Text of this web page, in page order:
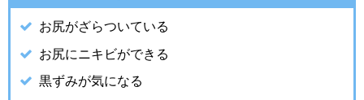
お尻がざらついている
お尻にニキビができる
黒ずみが気になる